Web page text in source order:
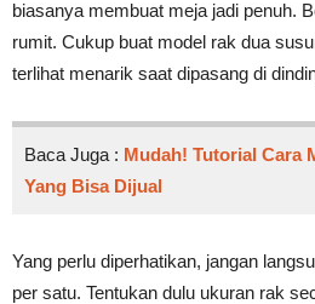
biasanya membuat meja jadi penuh.
rumit. Cukup buat model rak dua
terlihat menarik saat dipasang di
Baca Juga : Mudah! Tutorial Cara
Yang Bisa Dijual
Yang perlu diperhatikan, jangan
per satu. Tentukan dulu ukuran rak